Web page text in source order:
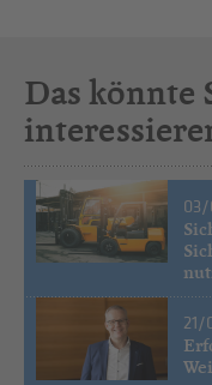
Das könnte
21/